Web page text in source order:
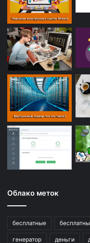
Облако меток
бесплатные
генератор деньги